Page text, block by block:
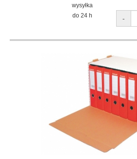
wysyłka
do 24 h
-